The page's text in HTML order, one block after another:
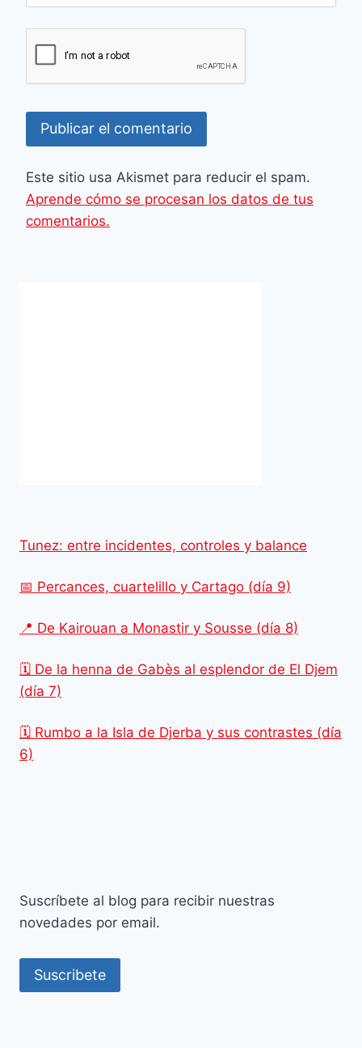
Este sitio usa Akismet para reducir el spam.
Aprende cómo se procesan los datos de tus
comentarios.
Tunez: entre incidentes, controles y balance
📅 Percances, cuartelillo y Cartago (día 9)
📍 De Kairouan a Monastir y Sousse (día 8)
🗓️ De la henna de Gabès al esplendor de El Djem
(día 7)
🗓️ Rumbo a la Isla de Djerba y sus contrastes (día
6)
Suscríbete al blog para recibir nuestras
novedades por email.
Suscribete